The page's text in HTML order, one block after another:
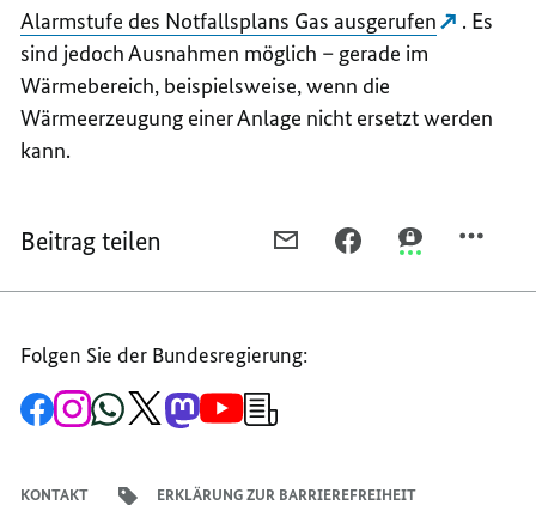
Alarmstufe des Notfallsplans Gas ausgerufen
. Es
sind jedoch Ausnahmen möglich – gerade im
Wärmebereich, beispielsweise, wenn die
Wärmeerzeugung einer Anlage nicht ersetzt werden
kann.
Beitrag teilen
MAIL
WENIGER
TEILEN, TEILEN,
Folgen Sie der Bundesregierung:
Zur
Facebook-
Zum
Instagram-
Zum
WhatsApp-
Zum
X-
Zum
Mastodon-
Zum
YouTube-Anmeldung
KONTAKT ERKLÄRUNG ZUR BARRIEREFREIHEIT